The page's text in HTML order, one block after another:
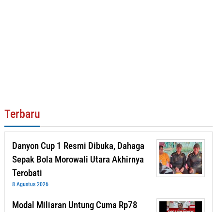
Terbaru
Danyon Cup 1 Resmi Dibuka, Dahaga
Sepak Bola Morowali Utara Akhirnya
Terobati
8 Agustus 2026
Modal Miliaran Untung Cuma Rp78